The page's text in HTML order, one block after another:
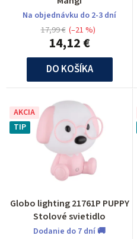
o
v
Na objednávku do 2-3 dní
14,12 €
17,99 € (–21 %)
DO KOŠÍKA
AKCIA
TIP
Globo lighting 21761P PUPPY
Stolové svietidlo
Dodanie do 7 dní 🚚